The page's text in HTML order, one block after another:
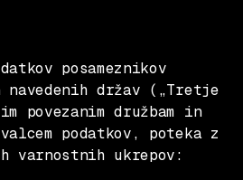
posameznikov
navedenih držav („Tretje
povezanim družbam in
podatkov, poteka z
varnostnih ukrepov: